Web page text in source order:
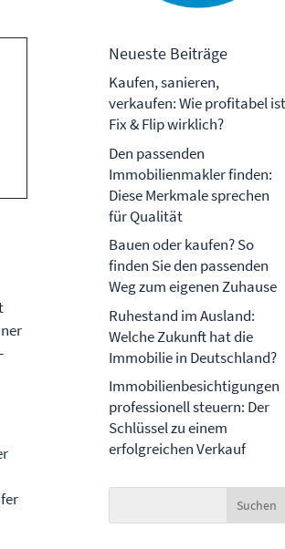
Neueste Beiträge
Kaufen, sanieren,
verkaufen: Wie profitabel ist
Fix & Flip wirklich?
Den passenden
Immobilienmakler finden:
Diese Merkmale sprechen
für Qualität
Bauen oder kaufen? So
finden Sie den passenden
Weg zum eigenen Zuhause
Ruhestand im Ausland:
Welche Zukunft hat die
Immobilie in Deutschland?
Immobilienbesichtigungen
professionell steuern: Der
Schlüssel zu einem
erfolgreichen Verkauf